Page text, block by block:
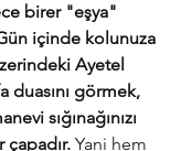
birer "eşya"
içinde kolunuza
Ayetel
duasını görmek,
sığınağınızı
çapadır. Yani hem